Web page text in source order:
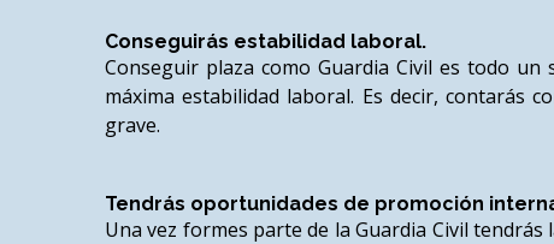
Conseguirás estabilidad laboral.
Conseguir plaza como Guardia Civil es todo
máxima estabilidad laboral. Es decir, contarás
grave.
Tendrás oportunidades de promoción
Una vez formes parte de la Guardia Civil